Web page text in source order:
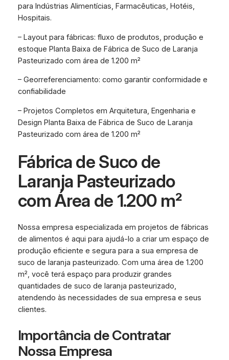
para Indústrias Alimentícias, Farmacêuticas, Hotéis,
Hospitais.
– Layout para fábricas: fluxo de produtos, produção e
estoque Planta Baixa de Fábrica de Suco de Laranja
Pasteurizado com área de 1.200 m²
– Georreferenciamento: como garantir conformidade e
confiabilidade
– Projetos Completos em Arquitetura, Engenharia e
Design Planta Baixa de Fábrica de Suco de Laranja
Pasteurizado com área de 1.200 m²
Fábrica de Suco de
Laranja Pasteurizado
com Área de 1.200 m²
Nossa empresa especializada em projetos de fábricas
de alimentos é aqui para ajudá-lo a criar um espaço de
produção eficiente e segura para a sua empresa de
suco de laranja pasteurizado. Com uma área de 1.200
m², você terá espaço para produzir grandes
quantidades de suco de laranja pasteurizado,
atendendo às necessidades de sua empresa e seus
clientes.
Importância de Contratar
Nossa Empresa